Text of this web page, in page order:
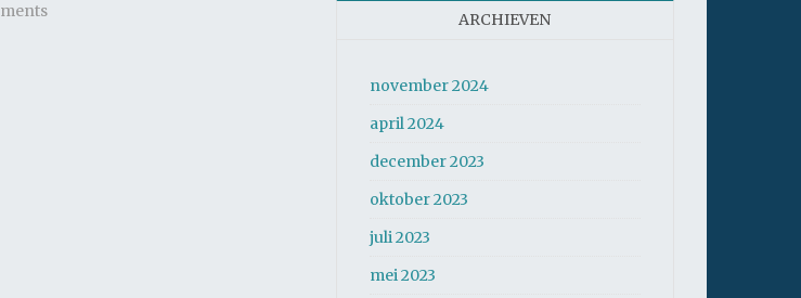
ARCHIEVEN
november 2024
april 2024
december 2023
oktober 2023
juli 2023
mei 2023